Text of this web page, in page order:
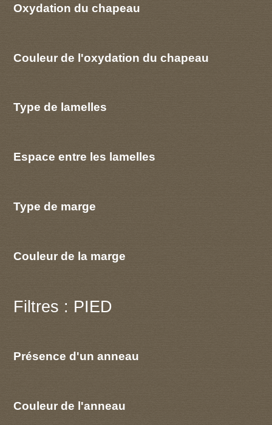
Oxydation du chapeau
Couleur de l'oxydation du chapeau
Type de lamelles
Espace entre les lamelles
Type de marge
Couleur de la marge
Filtres : PIED
Présence d'un anneau
Couleur de l'anneau